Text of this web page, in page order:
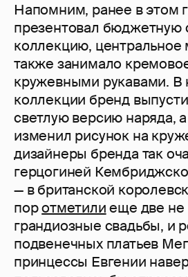
Напомним, ранее в этом
презентовал бюджетную
коллекцию, центральное
также занимало
кружевными рукавами. В
коллекции бренд
светлую версию наряда,
изменил рисунок на
дизайнеры бренда так
герцогиней
— в британской
поротметилиеще две не
грандиозные свадьбы, и
подвенечных платьев
принцессы Евгении